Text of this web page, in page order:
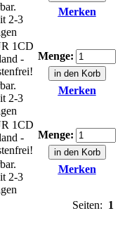
2-3
Merken
1CD
-
2-3
Menge:
Merken
1CD
-
2-3
Menge:
Merken
Seiten: 1